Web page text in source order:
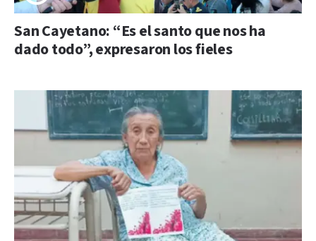
San Cayetano: “Es el santo que nos ha
dado todo”, expresaron los fieles